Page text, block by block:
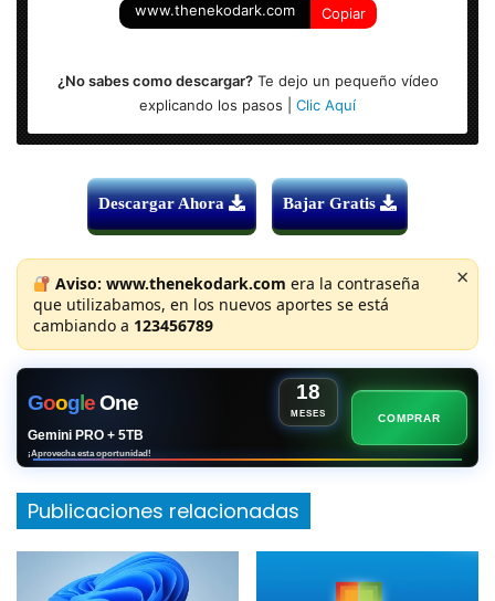
www.thenekodark.com Copiar
¿No sabes como descargar?Te dejo un pequeño vídeo
explicando los pasos | Clic Aquí
Descargar Ahora Bajar Gratis
Aviso: www.thenekodark.com era la contraseña
que utilizabamos, en los nuevos aportes se está
cambiando a 123456789
×
GoogleOne 18
MESES
Gemini PRO + 5TB
¡Aprovecha esta oportunidad!
COMPRAR
Publicaciones relacionadas